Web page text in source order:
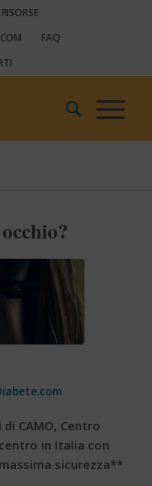
RISORSE
FAQ
CAMO, Centro
in Italia con
sicurezza**